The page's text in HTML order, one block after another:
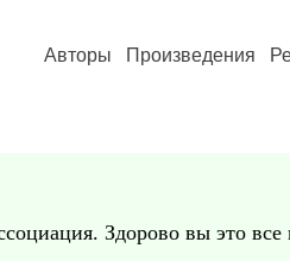
Авторы Произведения
Здорово вы это все